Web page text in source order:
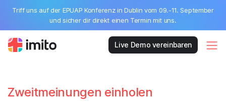
Triff uns auf der EPUAP Konferenz in Dublin vom 09.-11. September
und sicher dir direkt einen Termin mit uns.
Live Demo vereinbaren
Zweitmeinungen einholen